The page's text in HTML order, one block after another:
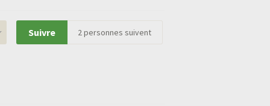
Suivre 2personnes suivent